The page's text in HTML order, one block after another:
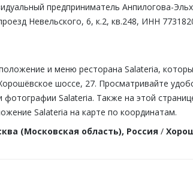
предприниматель Анпилогова-
Невельского, 6, к.2, кв.248, ИНН
и меню ресторана Salateria,
шоссе, 27. Просматривайте
Salateria. Также на этой
Salateria на карте по координатам.
(Московская область), Россия /